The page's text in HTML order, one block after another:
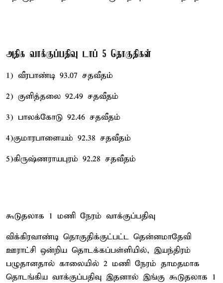
அதிக வாக்குப்பதிவு டாப் 5 தொகுதிகள்
1) வீரபாண்டி 93.07 சதவீதம்
2) குளித்தலை 92.49 சதவீதம்
3) பாலக்கோடு 92.46 சதவீதம்
4)குமாரபாளையம் 92.38 சதவீதம்
5)கிருஷ்ணராயபுரம் 92.28 சதவீதம்
கூடுதலாக 1 மணி நேரம் வாக்குப்பதிவு
விக்கிரவாண்டி தொகுதிக்குட்பட்ட தென்னமாதேவி
ஊராட்சி ஒன்றிய தொடக்கப்பள்ளியில், இயந்திரம்
பழுதானதால் காலையில் 2 மணி நேரம் தாமதமாக
தொடங்கிய வாக்குப்பதிவு இதனால் இங்கு கூடுதலாக 1